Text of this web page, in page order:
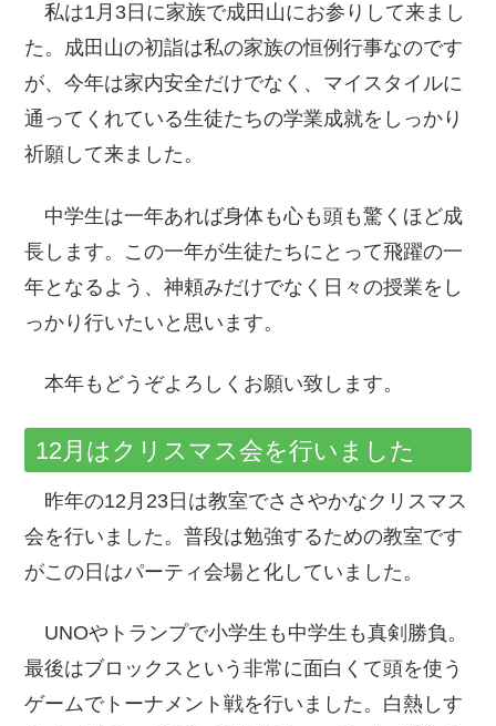
私は1月3日に家族で成田山にお参りして来まし
た。成田山の初詣は私の家族の恒例行事なのです
が、今年は家内安全だけでなく、マイスタイルに
通ってくれている生徒たちの学業成就をしっかり
祈願して来ました。
中学生は一年あれば身体も心も頭も驚くほど成
長します。この一年が生徒たちにとって飛躍の一
年となるよう、神頼みだけでなく日々の授業をし
っかり行いたいと思います。
本年もどうぞよろしくお願い致します。
12月はクリスマス会を行いました
昨年の12月23日は教室でささやかなクリスマス
会を行いました。普段は勉強するための教室です
がこの日はパーティ会場と化していました。
UNOやトランプで小学生も中学生も真剣勝負。
最後はブロックスという非常に面白くて頭を使う
ゲームでトーナメント戦を行いました。白熱しす